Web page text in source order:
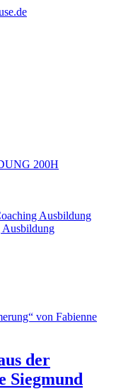
200H
Ausbildung
Ausbildung
der
Siegmund